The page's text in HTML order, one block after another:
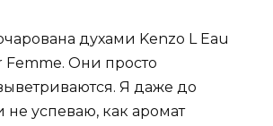
духами Kenzo L Eau
Femme. Они просто
Я даже до
успеваю, как аромат